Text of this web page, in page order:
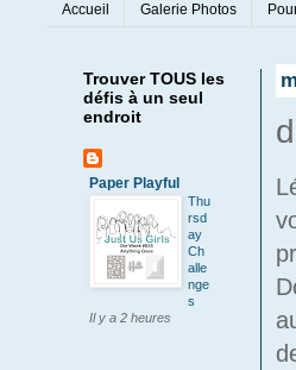
Accueil Galerie Photos
Trouver TOUS les
défis à un seul
endroit
Paper Playful
Thu
rsd
ay
Ch
alle
nge
s
Il y a 2 heures